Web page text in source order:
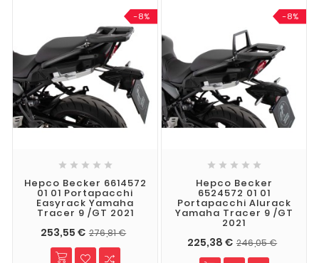
-8%
    
Hepco Becker 6614572
01 01 Portapacchi
Easyrack Yamaha
Tracer 9 /GT 2021
253,55 € 276,81 €
-8%
    
Hepco Becker
6524572 01 01
Portapacchi Alurack
Yamaha Tracer 9 /GT
2021
225,38 € 246,05 €